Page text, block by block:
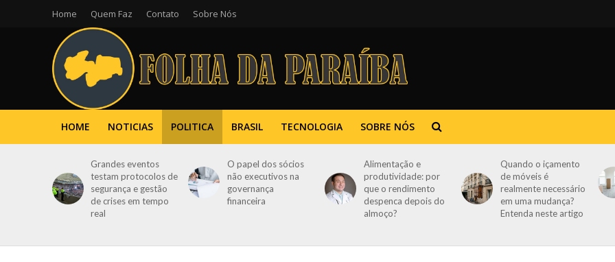
Home Quem Faz Contato Sobre Nós
HOME NOTICIAS POLITICA BRASIL TECNOLOGIA SOBRE NÓS
Grandes eventos
testam protocolos de
segurança e gestão
de crises em tempo
real
O papel dos sócios
não executivos na
governança
financeira
Alimentação e
produtividade: por
que o rendimento
despenca depois do
almoço?
Quando o içamento
de móveis é
realmente necessário
em uma mudança?
Entenda neste artigo